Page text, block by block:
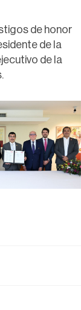
de honor
de la
de la